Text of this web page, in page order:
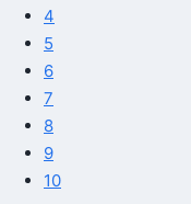
4
5
6
7
8
9
10